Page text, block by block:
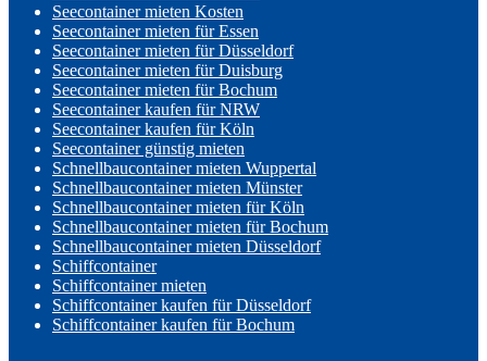
Seecontainer mieten Kosten
Seecontainer mieten für Essen
Seecontainer mieten für Düsseldorf
Seecontainer mieten für Duisburg
Seecontainer mieten für Bochum
Seecontainer kaufen für NRW
Seecontainer kaufen für Köln
Seecontainer günstig mieten
Schnellbaucontainer mieten Wuppertal
Schnellbaucontainer mieten Münster
Schnellbaucontainer mieten für Köln
Schnellbaucontainer mieten für Bochum
Schnellbaucontainer mieten Düsseldorf
Schiffcontainer
Schiffcontainer mieten
Schiffcontainer kaufen für Düsseldorf
Schiffcontainer kaufen für Bochum